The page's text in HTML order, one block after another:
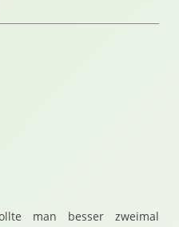
man besser zweimal